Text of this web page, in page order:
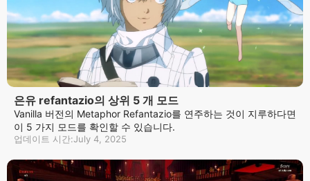
은유 refantazio의 상위 5 개 모드
Vanilla 버전의 Metaphor Refantazio를 연주하는 것이 지루하다면
이 5 가지 모드를 확인할 수 있습니다.
업데이트 시간:July 4, 2025